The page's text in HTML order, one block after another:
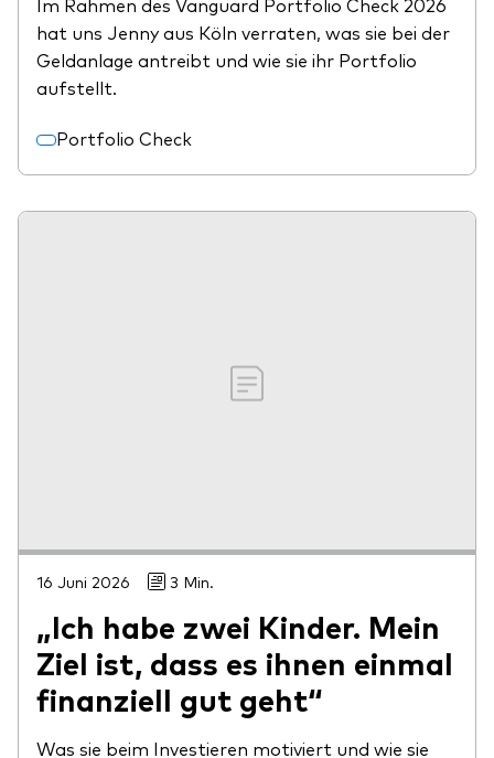
hat uns Jenny aus Köln verraten, was sie bei der
Geldanlage antreibt und wie sie ihr Portfolio
aufstellt.
Portfolio Check
16 Juni 2026 3 Min.
„Ich habe zwei Kinder. Mein
Ziel ist, dass es ihnen einmal
finanziell gut geht“
Was sie beim Investieren motiviert und wie sie